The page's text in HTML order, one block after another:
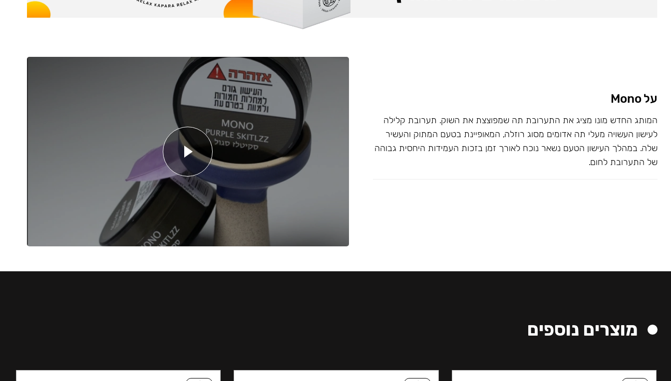
על Mono
המותג החדש מונו מציג את התערובת תה שמפוצצת את השוק. תערובת קלילה
לעישון העשויה מעלי תה אדומים מסוג רוזלה, המאופיינת בטעם המתוק והעשיר
שלה. במהלך העישון הטעם נשאר נוכח לאורך זמן בזכות העמידות היחסית גבוהה
של התערובת לחום.
מוצרים נוספים